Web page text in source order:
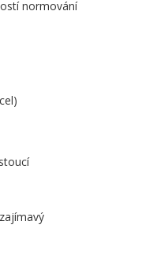
normování